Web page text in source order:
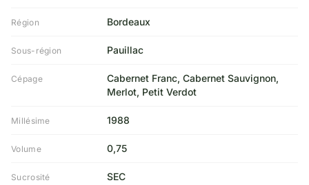
Région Bordeaux
Sous-région Pauillac
Cépage
Cabernet Franc, Cabernet Sauvignon,
Merlot, Petit Verdot
Millésime 1988
Volume 0,75
Sucrosité SEC